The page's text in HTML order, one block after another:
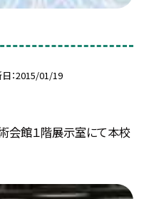
2015/01/19
会館１階展示室にて本校